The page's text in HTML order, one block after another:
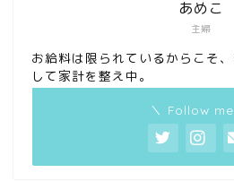
主婦
あめこ
お給料は限られているからこそ
して家計を整え中。
＼ Follow me